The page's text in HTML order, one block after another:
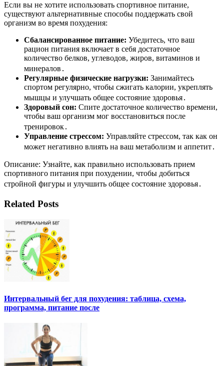
Если вы не хотите использовать спортивное питание,
существуют альтернативные способы поддержать свой
организм во время похудения:
Сбалансированное питание: Убедитесь, что ваш
рацион питания включает в себя достаточное
количество белков, углеводов, жиров, витаминов и
минералов․
Регулярные физические нагрузки: Занимайтесь
спортом регулярно, чтобы сжигать калории, укреплять
мышцы и улучшать общее состояние здоровья․
Здоровый сон: Спите достаточное количество времени,
чтобы ваш организм мог восстановиться после
тренировок․
Управление стрессом: Управляйте стрессом, так как он
может негативно влиять на ваш метаболизм и аппетит․
Описание: Узнайте, как правильно использовать прием
спортивного питания при похудении, чтобы добиться
стройной фигуры и улучшить общее состояние здоровья․
Related Posts
Интервальный бег для похудения: таблица, схема,
программа, питание после